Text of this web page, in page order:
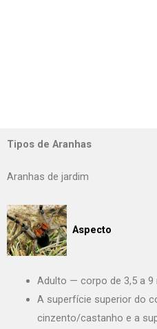
Tipos de Aranhas
Aranhas de jardim
Aspecto
Adulto — corpo de 3,5 a 9
A superfície superior do
cinzento/castanho e a